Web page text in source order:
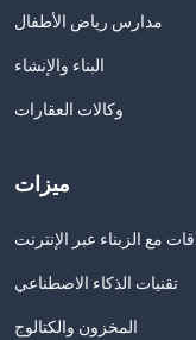
مدارس رياض الأطفال
البناء والإنشاء
وكالات العقارات
ميزات
مع الزبناء عبر الإنترنت
تقنيات الذكاء الاصطناعي
المخزون والكتالوج